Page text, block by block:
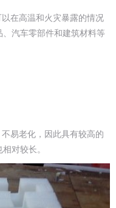
在高温和火灾暴露的情况
汽车零部件和建筑材料等
易老化，因此具有较高的
对较长。